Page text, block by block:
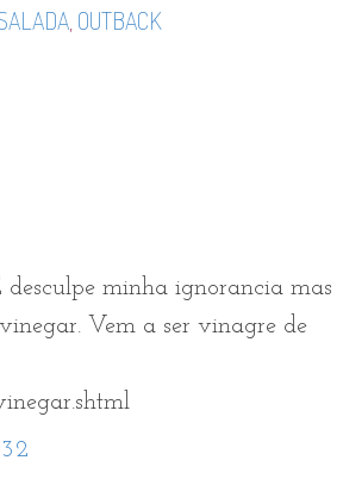
OUTBACK
minha ignorancia mas
Vem a ser vinagre de